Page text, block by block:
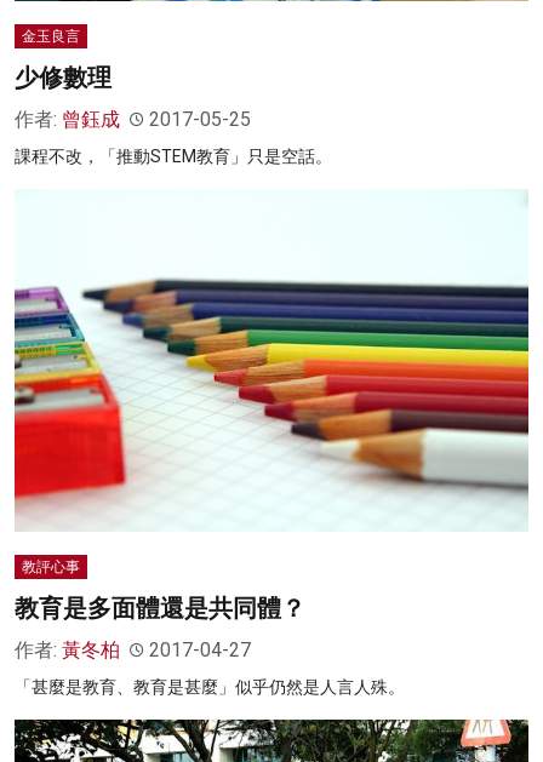
金玉良言
少修數理
作者: 曾鈺成 2017-05-25
課程不改，「推動STEM教育」只是空話。
教評心事
教育是多面體還是共同體？
作者: 黃冬柏 2017-04-27
「甚麼是教育、教育是甚麼」似乎仍然是人言人殊。